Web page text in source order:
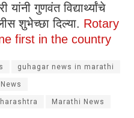
यांनी गुणवंत विद्यार्थ्यांचे
शुभेच्छा दिल्या. Rotary
first in the country
guhagar news in marathi
Marathi News